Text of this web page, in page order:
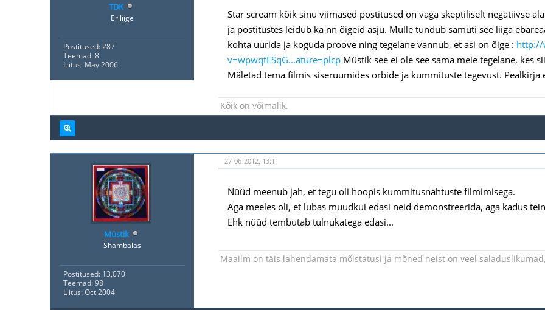
TDK
Eriliige
Postitused: 287
Teemad: 8
Liitus: May 2006
Star scream kõik sinu viimased postitused on väga skeptiliselt negatiivse
ja postitustes leidub ka nn õigeid asju. Mulle tundub samuti see liiga
kohta uurida ja koguda proove ning tegelane vannub, et asi on õige : http://
v=wpwqtESqG...ature=plcpMüstik see ei ole see sama meie tegelane, kes
Mäletad tema filmis siseruumides orbide ja kummituste tegevust. Pealkirja
Kõik on võimalik.
Müstik
Shambalas
Postitused: 13,070
Teemad: 98
Liitus: Oct 2004
27-06-2012, 13:11
Nüüd meenub jah, et tegu oli hoopis kummitusnähtuste filmimisega.
Aga meeles oli, et lubas muudkui edasi neid demonstreerida, aga kadus
Ehk nüüd tembutab tulnukatega edasi...
Maailm on täis lahendamata mõistatusi ja mõned neist on veel